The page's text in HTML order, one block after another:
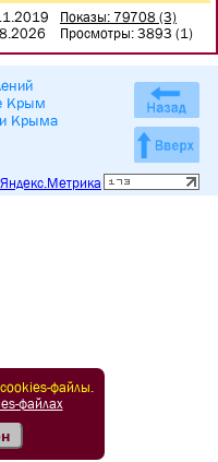
Показы: 79708 (3)
Просмотры: 3893 (1)
Крым
Крыма
cookies-файлы.
файлах